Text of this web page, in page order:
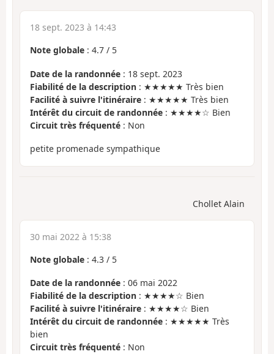
18 sept. 2023 à 14:43
Note globale : 4.7 / 5
Date de la randonnée : 18 sept. 2023
Fiabilité de la description : ★★★★★ Très bien
Facilité à suivre l'itinéraire : ★★★★★ Très bien
Intérêt du circuit de randonnée : ★★★★☆ Bien
Circuit très fréquenté : Non
petite promenade sympathique
Chollet Alain
30 mai 2022 à 15:38
Note globale : 4.3 / 5
Date de la randonnée : 06 mai 2022
Fiabilité de la description : ★★★★☆ Bien
Facilité à suivre l'itinéraire : ★★★★☆ Bien
Intérêt du circuit de randonnée : ★★★★★ Très
bien
Circuit très fréquenté : Non